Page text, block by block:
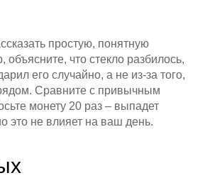
простую, понятную
что стекло разбилось,
его случайно, а не из‑за того,
Сравните с привычным
монету 20 раз – выпадет
это не влияет на ваш день.